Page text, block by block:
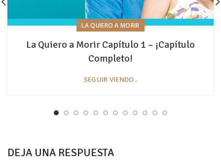
LA QUIERO A MORIR
La Quiero a Morir Capítulo 1 – ¡Capítulo
Completo!
SEGUIR VIENDO..
DEJA UNA RESPUESTA